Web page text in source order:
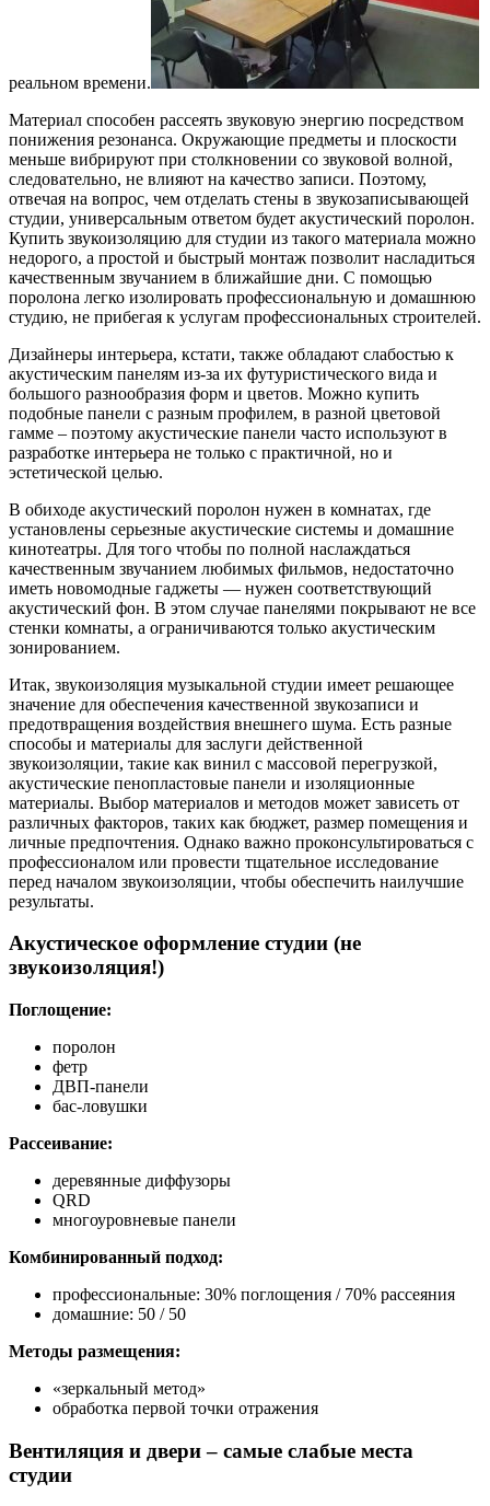
реальном времени.
Материал способен рассеять звуковую энергию посредством
понижения резонанса. Окружающие предметы и плоскости
меньше вибрируют при столкновении со звуковой волной,
следовательно, не влияют на качество записи. Поэтому,
отвечая на вопрос, чем отделать стены в звукозаписывающей
студии, универсальным ответом будет акустический поролон.
Купить звукоизоляцию для студии из такого материала можно
недорого, а простой и быстрый монтаж позволит насладиться
качественным звучанием в ближайшие дни. С помощью
поролона легко изолировать профессиональную и домашнюю
студию, не прибегая к услугам профессиональных строителей.
Дизайнеры интерьера, кстати, также обладают слабостью к
акустическим панелям из-за их футуристического вида и
большого разнообразия форм и цветов. Можно купить
подобные панели с разным профилем, в разной цветовой
гамме – поэтому акустические панели часто используют в
разработке интерьера не только с практичной, но и
эстетической целью.
В обиходе акустический поролон нужен в комнатах, где
установлены серьезные акустические системы и домашние
кинотеатры. Для того чтобы по полной наслаждаться
качественным звучанием любимых фильмов, недостаточно
иметь новомодные гаджеты — нужен соответствующий
акустический фон. В этом случае панелями покрывают не все
стенки комнаты, а ограничиваются только акустическим
зонированием.
Итак, звукоизоляция музыкальной студии имеет решающее
значение для обеспечения качественной звукозаписи и
предотвращения воздействия внешнего шума. Есть разные
способы и материалы для заслуги действенной
звукоизоляции, такие как винил с массовой перегрузкой,
акустические пенопластовые панели и изоляционные
материалы. Выбор материалов и методов может зависеть от
различных факторов, таких как бюджет, размер помещения и
личные предпочтения. Однако важно проконсультироваться с
профессионалом или провести тщательное исследование
перед началом звукоизоляции, чтобы обеспечить наилучшие
результаты.
Акустическое оформление студии (не
звукоизоляция!)
Поглощение:
поролон
фетр
ДВП-панели
бас-ловушки
Рассеивание:
деревянные диффузоры
QRD
многоуровневые панели
Комбинированный подход:
профессиональные: 30% поглощения / 70% рассеяния
домашние: 50 / 50
Методы размещения:
«зеркальный метод»
обработка первой точки отражения
Вентиляция и двери – самые слабые места
студии